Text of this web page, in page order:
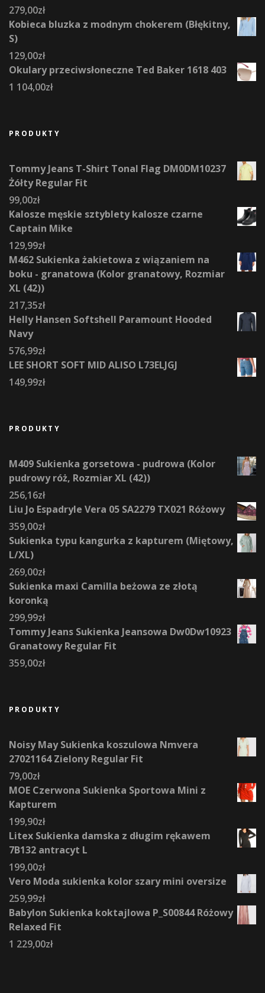
279,00zł
Kobieca bluzka z modnym chokerem (Błękitny,
S)
129,00zł
Okulary przeciwsłoneczne Ted Baker 1618 403
1 104,00zł
PRODUKTY
Tommy Jeans T-Shirt Tonal Flag DM0DM10237
Żółty Regular Fit
99,00zł
Kalosze męskie sztyblety kalosze czarne
Captain Mike
129,99zł
M462 Sukienka żakietowa z wiązaniem na
boku - granatowa (Kolor granatowy, Rozmiar
XL (42))
217,35zł
Helly Hansen Softshell Paramount Hooded
Navy
576,99zł
LEE SHORT SOFT MID ALISO L73ELJGJ
149,99zł
PRODUKTY
M409 Sukienka gorsetowa - pudrowa (Kolor
pudrowy róż, Rozmiar XL (42))
256,16zł
Liu Jo Espadryle Vera 05 SA2279 TX021 Różowy
359,00zł
Sukienka typu kangurka z kapturem (Miętowy,
L/XL)
269,00zł
Sukienka maxi Camilla beżowa ze złotą
koronką
299,99zł
Tommy Jeans Sukienka Jeansowa Dw0Dw10923
Granatowy Regular Fit
359,00zł
PRODUKTY
Noisy May Sukienka koszulowa Nmvera
27021164 Zielony Regular Fit
79,00zł
MOE Czerwona Sukienka Sportowa Mini z
Kapturem
199,90zł
Litex Sukienka damska z długim rękawem
7B132 antracyt L
199,00zł
Vero Moda sukienka kolor szary mini oversize
259,99zł
Babylon Sukienka koktajlowa P_S00844 Różowy
Relaxed Fit
1 229,00zł